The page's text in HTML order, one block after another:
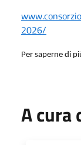
2026/
Per saperne di
A cura